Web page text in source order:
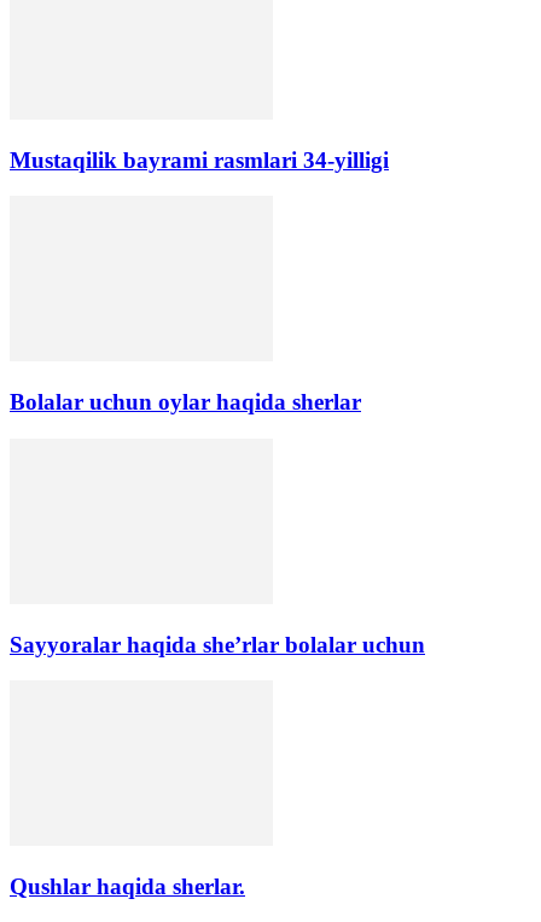
Mustaqilik bayrami rasmlari 34-yilligi
Bolalar uchun oylar haqida sherlar
Sayyoralar haqida she’rlar bolalar uchun
Qushlar haqida sherlar.